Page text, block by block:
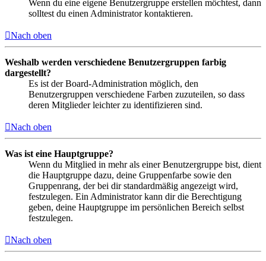
Wenn du eine eigene Benutzergruppe erstellen möchtest, dann
solltest du einen Administrator kontaktieren.
Nach oben
Weshalb werden verschiedene Benutzergruppen farbig
dargestellt?
Es ist der Board-Administration möglich, den
Benutzergruppen verschiedene Farben zuzuteilen, so dass
deren Mitglieder leichter zu identifizieren sind.
Nach oben
Was ist eine Hauptgruppe?
Wenn du Mitglied in mehr als einer Benutzergruppe bist, dient
die Hauptgruppe dazu, deine Gruppenfarbe sowie den
Gruppenrang, der bei dir standardmäßig angezeigt wird,
festzulegen. Ein Administrator kann dir die Berechtigung
geben, deine Hauptgruppe im persönlichen Bereich selbst
festzulegen.
Nach oben